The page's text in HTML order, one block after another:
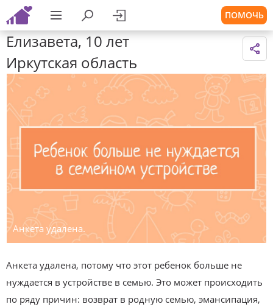
ПОМОЧЬ
Елизавета, 10 лет
Иркутская область
Анкета удалена.
Анкета удалена, потому что этот ребенок больше не
нуждается в устройстве в семью. Это может происходить
по ряду причин: возврат в родную семью, эмансипация,